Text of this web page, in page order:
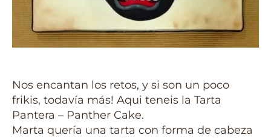
Nos encantan los retos, y si son un poco
frikis, todavía más! Aqui teneis la Tarta
Pantera – Panther Cake.
Marta quería una tarta con forma de cabeza